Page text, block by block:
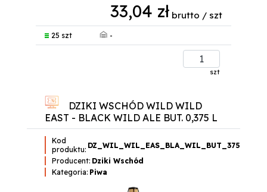
33,04 zł brutto / szt
25 szt -
szt
DZIKI WSCHÓD WILD WILD
EAST - BLACK WILD ALE BUT. 0,375 L
Kod
produktu: DZ_WIL_WIL_EAS_BLA_WIL_BUT_375
Producent: Dziki Wschód
Kategoria: Piwa